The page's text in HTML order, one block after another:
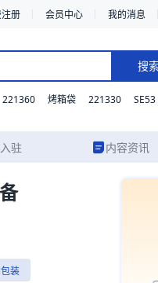
册 会员中心 我的消息
搜
221360 烤箱袋 221330 SE53
驻 内容资讯
工厂等果蔬气调包装。
装